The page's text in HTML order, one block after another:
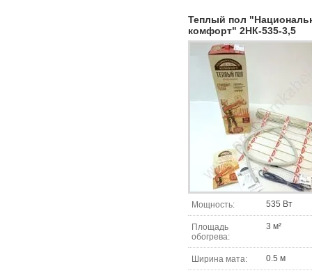
Теплый пол
комфорт" 2НК-535-3,5
Мощность: 535 Вт
Площадь
обогрева:
3 м²
Ширина мата: 0.5 м